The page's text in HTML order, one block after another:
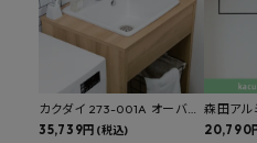
カクダイ 273-001A オーバー
カウンタースロップシンク 選
35,739円 (税込)
森田アル
け物干し
20,790